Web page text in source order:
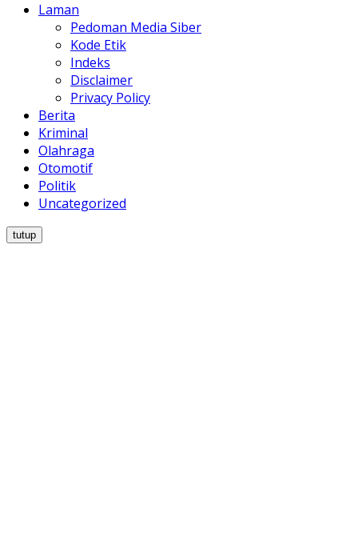
Laman
Pedoman Media Siber
Kode Etik
Indeks
Disclaimer
Privacy Policy
Berita
Kriminal
Olahraga
Otomotif
Politik
Uncategorized
tutup